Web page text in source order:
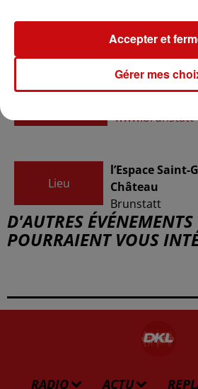
Didenheim
03 89 06 50 74
Lieu
l’Espace Saint-
Château
Brunstatt
D'AUTRES
POURRAIENT VOUS
RADIO ACTU
Gérer mes
Accepter et